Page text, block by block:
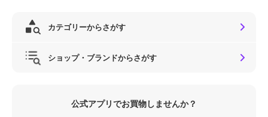
カテゴリーからさがす
ショップ・ブランドからさがす
公式アプリでお買物しませんか？